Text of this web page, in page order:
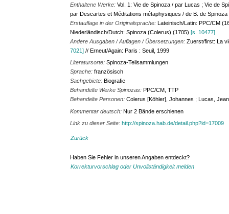
Enthaltene Werke:Vol. 1: Vie de Spinoza / par Lucas ; Vie de
par Descartes et Méditations métaphysiques / de B. de
Erstauflage in der Originalsprache:Lateinisch/Latin: PPC/CM
Niederländisch/Dutch: Spinoza (Colerus) (1705)[s. 10477]
Andere Ausgaben / Auflagen / Übersetzungen:Zuerst/first: La
7021] // Erneut/Again: Paris : Seuil, 1999
Literatursorte:Spinoza-Teilsammlungen
Sprache:französisch
Sachgebiete:Biografie
Behandelte Werke Spinozas:PPC/CM, TTP
Behandelte Personen:Colerus [Köhler], Johannes ; Lucas,
Kommentar deutsch:Nur 2 Bände erschienen
Link zu dieser Seite:http://spinoza.hab.de/detail.php?id=17009
Zurück
Haben Sie Fehler in unseren Angaben entdeckt?
Korrekturvorschlag oder Unvollständigkeit melden